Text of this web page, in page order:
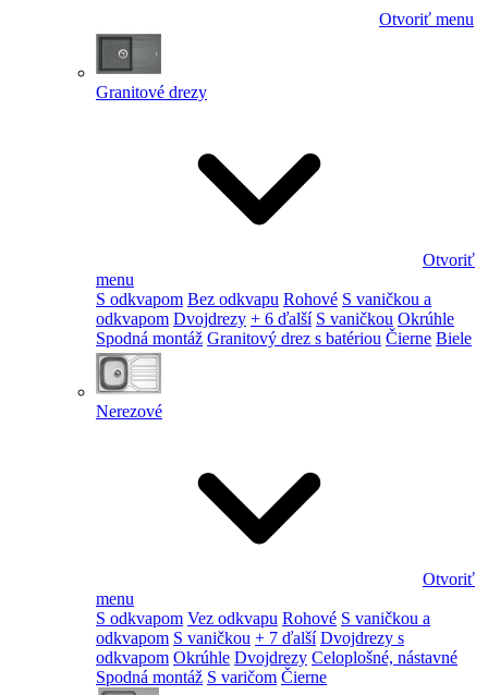
Otvoriť menu
Granitové drezy
Otvoriť
menu
S odkvapom Bez odkvapu Rohové S vaničkou a
odkvapom Dvojdrezy + 6 ďalší S vaničkou Okrúhle
Spodná montáž Granitový drez s batériou Čierne Biele
Nerezové
Otvoriť
menu
S odkvapom Vez odkvapu Rohové S vaničkou a
odkvapom S vaničkou + 7 ďalší Dvojdrezy s
odkvapom Okrúhle Dvojdrezy Celoplošné, nástavné
Spodná montáž S varičom Čierne